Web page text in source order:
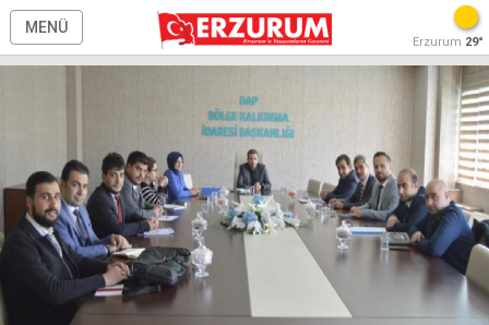
MENÜ
Erzurum 29°